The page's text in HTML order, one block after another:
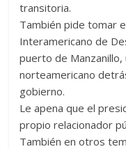
transitoria.
También pide tomar
Interamericano de
puerto de
norteamericano
gobierno.
Le apena que el
propio relacionador
También en otros